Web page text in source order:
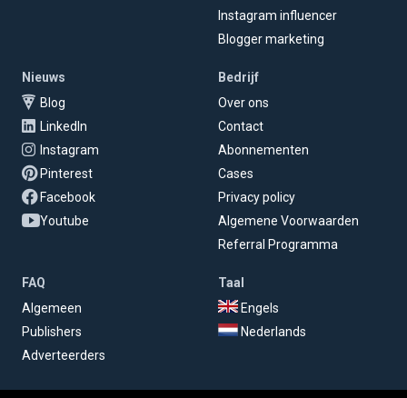
Instagram influencer
Blogger marketing
Nieuws
Blog
LinkedIn
Instagram
Pinterest
Facebook
Youtube
Bedrijf
Over ons
Contact
Abonnementen
Cases
Privacy policy
Algemene Voorwaarden
Referral Programma
FAQ
Algemeen
Publishers
Adverteerders
Taal
Engels
Nederlands